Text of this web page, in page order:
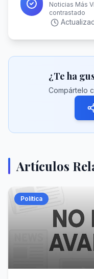
Noticias Más
contrastado
¿Te ha
Compártelo
Artículos
Política